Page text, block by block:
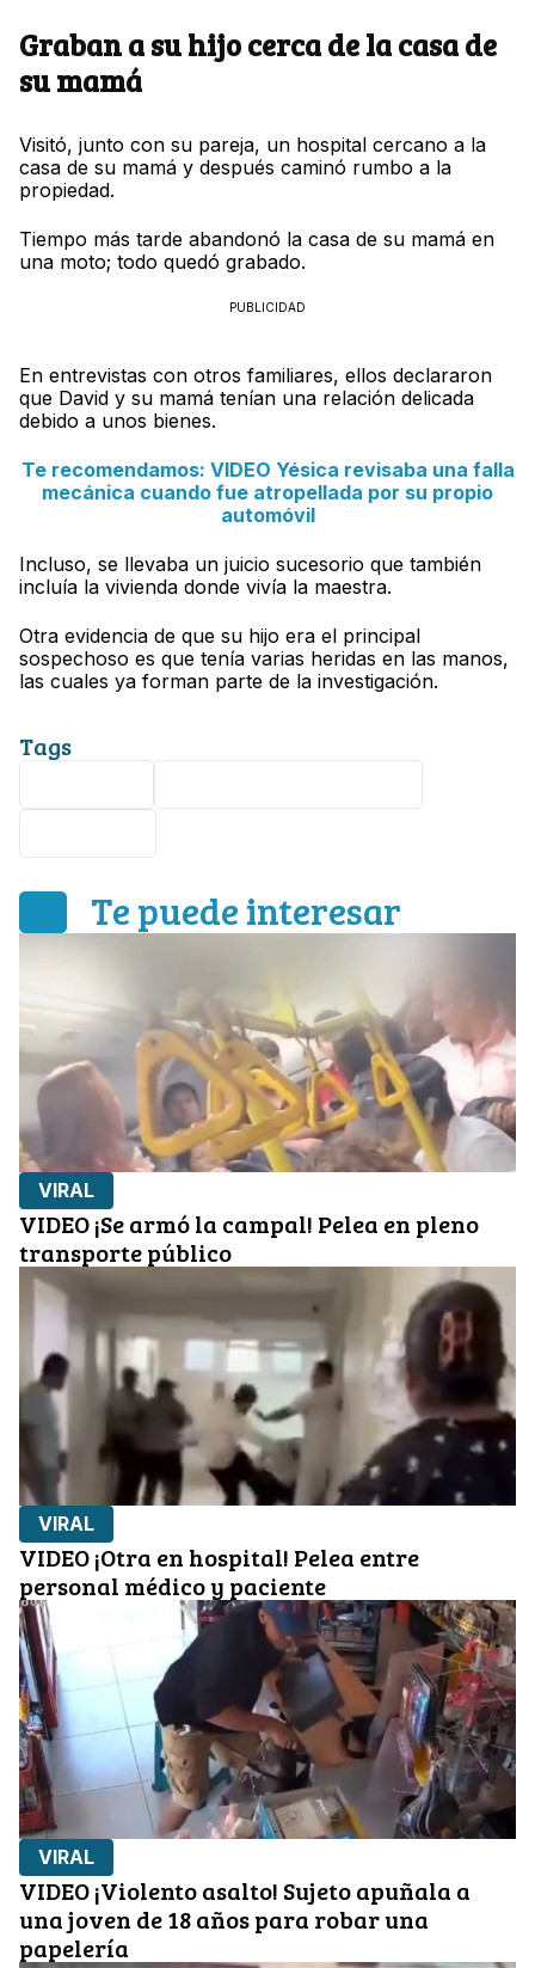
Graban a su hijo cerca de la casa de
su mamá
Visitó, junto con su pareja, un hospital cercano a la
casa de su mamá y después caminó rumbo a la
propiedad.
Tiempo más tarde abandonó la casa de su mamá en
una moto; todo quedó grabado.
PUBLICIDAD
En entrevistas con otros familiares, ellos declararon
que David y su mamá tenían una relación delicada
debido a unos bienes.
Te recomendamos: VIDEO Yésica revisaba una falla
mecánica cuando fue atropellada por su propio
automóvil
Incluso, se llevaba un juicio sucesorio que también
incluía la vivienda donde vivía la maestra.
Otra evidencia de que su hijo era el principal
sospechoso es que tenía varias heridas en las manos,
las cuales ya forman parte de la investigación.
Tags
Te puede interesar
VIRAL
VIDEO ¡Se armó la campal! Pelea en pleno
transporte público
VIRAL
VIDEO ¡Otra en hospital! Pelea entre
personal médico y paciente
VIRAL
VIDEO ¡Violento asalto! Sujeto apuñala a
una joven de 18 años para robar una
papelería